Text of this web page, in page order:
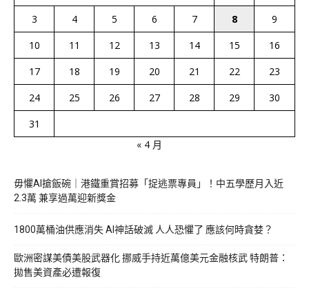
3
4 5 6 7 8
9
10
11 12 13 14 15
16
17
18 19 20 21 22
23
24
25 26 27 28 29
30
31
« 4 月
毋懼AI搶飯碗｜港鐵重賞招募「捉逃票專員」！中五學歷月入近
2.3萬 兼享過萬迎新獎金
1800萬桶油供應消失 AI神話破滅 人人恐懼了 應該何時貪婪？
歐洲密謀美債美股武器化 挪威手持近萬億美元金融核武 特朗普：
拋售美資產必遭報復